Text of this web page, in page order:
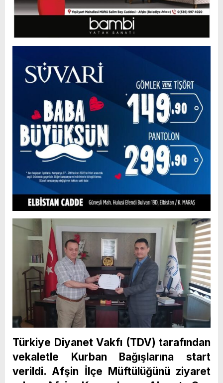
Türkiye Diyanet Vakfı (TDV) tarafından
vekaletle Kurban Bağışlarına start
verildi. Afşin İlçe Müftülüğünü ziyaret